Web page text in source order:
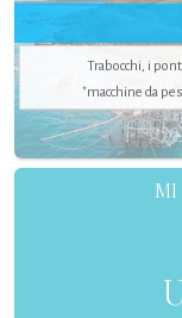
Trabocchi, i
"macchine da
MI